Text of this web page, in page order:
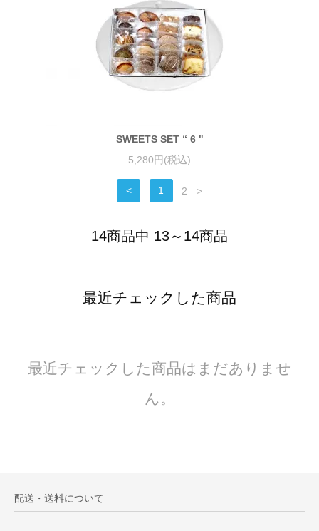
SWEETS SET “ 6 "
5,280円(税込)
< 1 2 >
14商品中 13～14商品
最近チェックした商品
最近チェックした商品はまだありませ
ん。
配送・送料について